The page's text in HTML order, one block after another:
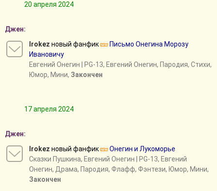
20 апреля 2024
Джен:
Irokez новый фанфик
Письмо Онегина Морозу
Ивановичу
Евгений Онегин | PG-13, Евгений Онегин, Пародия, Стихи,
Юмор, Мини, Закончен
17 апреля 2024
Джен:
Irokez новый фанфик
Онегин и Лукоморье
Сказки Пушкина, Евгений Онегин | PG-13, Евгений
Онегин, Драма, Пародия, Флафф, Фэнтези, Юмор, Мини,
Закончен